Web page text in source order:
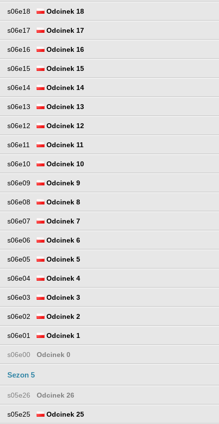
s06e18 Odcinek 18
s06e17 Odcinek 17
s06e16 Odcinek 16
s06e15 Odcinek 15
s06e14 Odcinek 14
s06e13 Odcinek 13
s06e12 Odcinek 12
s06e11 Odcinek 11
s06e10 Odcinek 10
s06e09 Odcinek 9
s06e08 Odcinek 8
s06e07 Odcinek 7
s06e06 Odcinek 6
s06e05 Odcinek 5
s06e04 Odcinek 4
s06e03 Odcinek 3
s06e02 Odcinek 2
s06e01 Odcinek 1
s06e00 Odcinek 0
Sezon 5
s05e26 Odcinek 26
s05e25 Odcinek 25